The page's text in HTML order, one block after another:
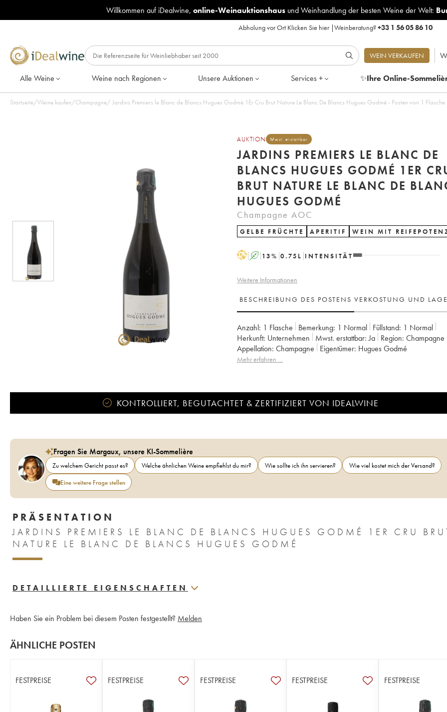
Willkommen auf iDealwine, online-Weinauktionshausund Weinhandlung der besten Weine der Welt:
Abholung vor Ort Klicken Sie hier|Weinberatung?+33 1 56 05 86 10
WEIN VERKAUFEN
Alle Weine Weine nach Regionen Unsere Auktionen Services + ✨Ihre Online-
Startseite/Weine kaufen/Champagne/ Jardins Premiers le Blanc de Blancs Hugues Godmé 1Er Cru Brut Nature Le Blanc De Blancs Hugues Godmé - Posten von 1 Flasche
AUKTION Mwst. erstattbar
JARDINS PREMIERS LE BLANC DE
BLANCS HUGUES GODMÉ 1ER
BRUT NATURE LE BLANC DE
HUGUES GODMÉ
Champagne AOC
GELBE FRÜCHTE APERITIF WEIN MIT
H A 13% 0.75 L INTENSITÄT
Weitere Informationen
BESCHREIBUNG DES POSTENS VERKOSTUNG UND
Anzahl: 1 Flasche Bemerkung: 1 Normal Füllstand: 1 Normal
Herkunft:
unternehmen Mwst. erstattbar: ja Region:
Champagne
Appellation:
Champagne Eigentümer: Hugues Godmé
Mehr erfahren …
KONTROLLIERT, BEGUTACHTET & ZERTIFIZIERT VON IDEALWINE
Fragen Sie Margaux, unsere KI-Sommelière
Zu welchem Gericht passt es? Welche ähnlichen Weine empfiehlst du mir? Wie sollte ich ihn servieren?
Wie viel kostet mich der Versand?
Eine weitere Frage stellen
PRÄSENTATION
JARDINS PREMIERS LE BLANC DE BLANCS HUGUES GODMÉ 1ER CRU
NATURE LE BLANC DE BLANCS HUGUES GODMÉ
DETAILLIERTE EIGENSCHAFTEN
Haben Sie ein Problem bei diesem Posten festgestellt? Melden
ÄHNLICHE POSTEN
FESTPREISE FESTPREISE FESTPREISE FESTPREISE FESTPREISE